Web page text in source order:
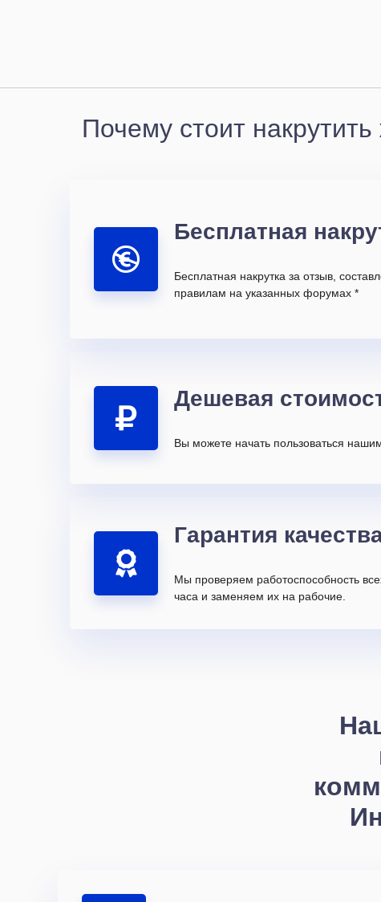
Почему стоит
Бесплатная
Бесплатная накрутка за отзыв,
правилам на указанных форумах *
Дешевая
Вы можете начать пользоваться
Гарантия
Мы проверяем работоспособность
часа и заменяем их на рабочие.